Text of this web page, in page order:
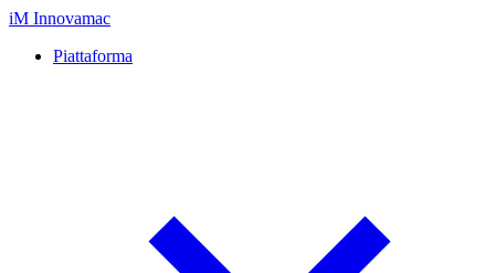
iM Innovamac
Piattaforma